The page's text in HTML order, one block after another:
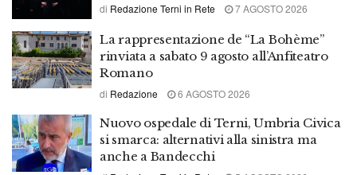
di Redazione Terni in Rete 7 AGOSTO 2026
La rappresentazione de “La Bohème”
rinviata a sabato 9 agosto all’Anfiteatro
Romano
di Redazione 6 AGOSTO 2026
Nuovo ospedale di Terni, Umbria Civica
si smarca: alternativi alla sinistra ma
anche a Bandecchi